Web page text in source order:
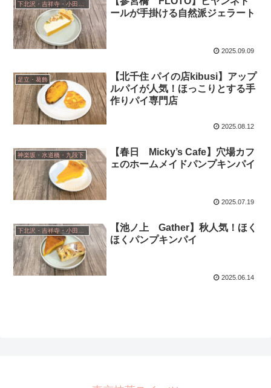
ールが手掛ける自然派ジェラート
2025.09.09
足立・葛飾
【北千住 パイの店kibusi】アップ
ルパイが人気！ほっこりとする手
作りパイ専門店
2025.08.12
神楽坂・水道橋・九段下
【春日 Micky’s Cafe】穴場カフ
ェのホームメイドパンプキンパイ
2025.07.19
【池ノ上 Gather】秋人気！ほく
ほくパンプキンパイ
2025.06.14